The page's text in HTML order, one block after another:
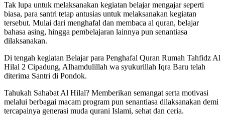
Tak lupa untuk melaksanakan kegiatan belajar mengajar seperti
biasa, para santri tetap antusias untuk melaksanakan kegiatan
tersebut. Mulai dari menghafal dan membaca al quran, belajar
bahasa asing, hingga pembelajaran lainnya pun senantiasa
dilaksanakan.
Di tengah kegiatan Belajar para Penghafal Quran Rumah Tahfidz Al
Hilal 2 Cipadung, Alhamdulillah wa syukurillah Iqra Baru telah
diterima Santri di Pondok.
Tahukah Sahabat Al Hilal? Memberikan semangat serta motivasi
melalui berbagai macam program pun senantiasa dilaksanakan demi
tercapainya generasi muda qurani Islami, sehat dan ceria.